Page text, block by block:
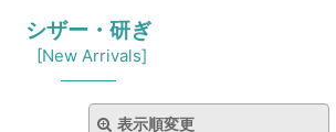
シザー・研ぎ
[New Arrivals]
表示順変更